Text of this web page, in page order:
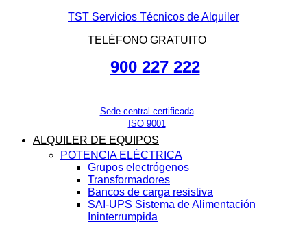
TST Servicios Técnicos de Alquiler
TELÉFONO GRATUITO
900 227 222
Sede central certificada
ISO 9001
ALQUILER DE EQUIPOS
POTENCIA ELÉCTRICA
Grupos electrógenos
Transformadores
Bancos de carga resistiva
SAI-UPS Sistema de Alimentación
Ininterrumpida